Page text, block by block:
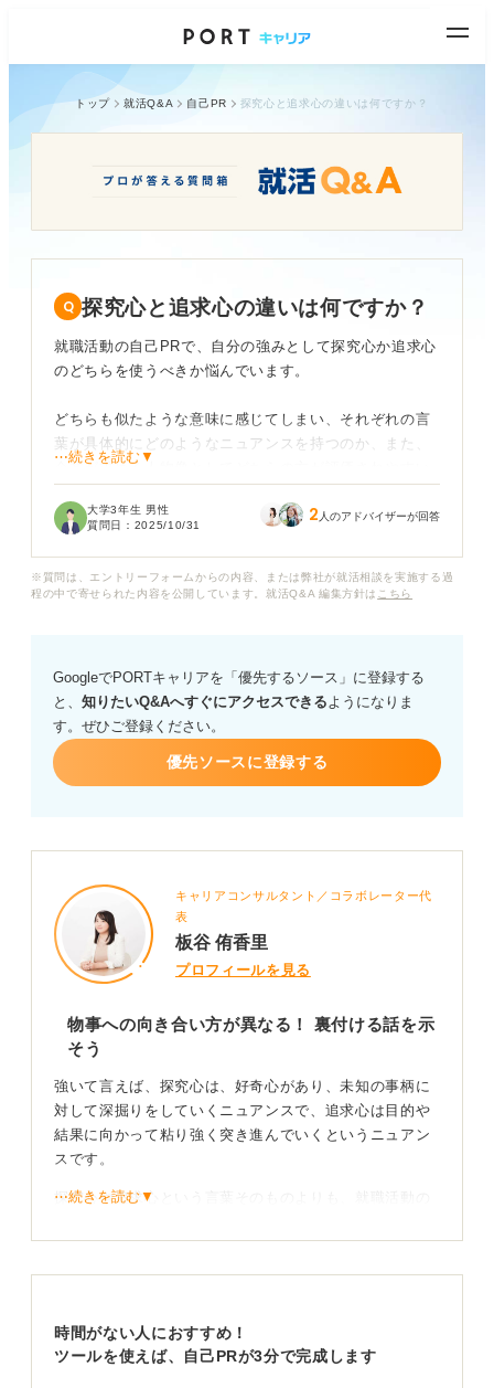
トップ 就活Q&A 自己PR 探究心と追求心の違いは何ですか？
探究心と追求心の違いは何ですか？
就職活動の自己PRで、自分の強みとして探究心か追求心
のどちらを使うべきか悩んでいます。
どちらも似たような意味に感じてしまい、それぞれの言
葉が具体的にどのようなニュアンスを持つのか、また、
企業が求める人物像としてどちらの方が評価されやすい
求心の具体的な違いや、自己PRで効果的に使うためのア
⋯続きを読む▼
大学3年生 男性
質問日： 2025/10/31 2 人のアドバイザーが回答
※質問は、エントリーフォームからの内容、または弊社が就活相談を実施する過
程の中で寄せられた内容を公開しています。就活Q&A 編集方針は こちら
GoogleでPORTキャリアを「優先するソース」に登録する
と、 知りたいQ&Aへすぐにアクセスできるようになりま
す。ぜひご登録ください。
優先ソースに登録する
キャリアコンサルタント／コラボレーター代
表
板谷 侑香里
プロフィールを見る
物事への向き合い方が異なる！ 裏付ける話を示
そう
強いて言えば、探究心は、好奇心があり、未知の事柄に
対して深掘りをしていくニュアンスで、追求心は目的や
結果に向かって粘り強く突き進んでいくというニュアン
スです。
探究心や追求心という言葉そのものよりも、就職活動の
れます。
志望先が求める人物像に合わせて言葉を選択しよう
⋯続きを読む▼
時間がない人におすすめ！
ツールを使えば、自己PRが3分で完成します